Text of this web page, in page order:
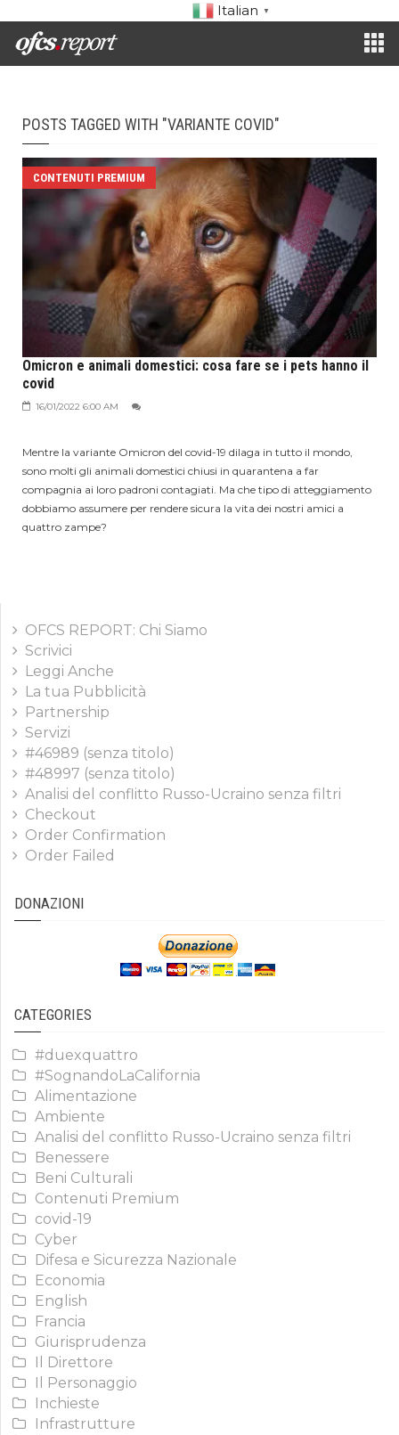
Italian ▼
POSTS TAGGED WITH "VARIANTE COVID"
CONTENUTI PREMIUM
Omicron e animali domestici: cosa fare se i pets hanno il
covid
16/01/2022 6:00 AM
Mentre la variante Omicron del covid-19 dilaga in tutto il mondo,
sono molti gli animali domestici chiusi in quarantena a far
compagnia ai loro padroni contagiati. Ma che tipo di atteggiamento
dobbiamo assumere per rendere sicura la vita dei nostri amici a
quattro zampe?
OFCS REPORT: Chi Siamo
Scrivici
Leggi Anche
La tua Pubblicità
Partnership
Servizi
#46989 (senza titolo)
#48997 (senza titolo)
Analisi del conflitto Russo-Ucraino senza filtri
Checkout
Order Confirmation
Order Failed
DONAZIONI
CATEGORIES
#duexquattro
#SognandoLaCalifornia
Alimentazione
Ambiente
Analisi del conflitto Russo-Ucraino senza filtri
Benessere
Beni Culturali
Contenuti Premium
covid-19
Cyber
Difesa e Sicurezza Nazionale
Economia
English
Francia
Giurisprudenza
Il Direttore
Il Personaggio
Inchieste
Infrastrutture